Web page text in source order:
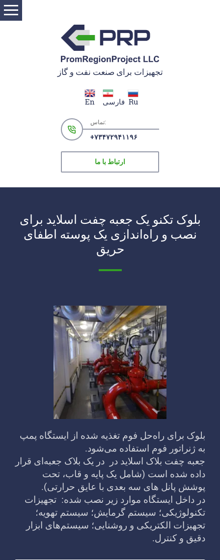
تجهیزات برای صنعت نفت و گاز
تماس:
+۷۳۴۷۲۹۴۱۱۹۶
ارتباط با ما
En فارسی Ru
بلوک تکنو یک جعبه چفت اسلاید برای
نصب و راه‌اندازی یک پوسته اطفای
حریق
بلوک برای راه‌حل فوم تغذیه شده از ایستگاه پمپ
به ژنراتور فوم استفاده می‌شود.
جعبه چفت بلاک اسلاید در در یک بلاک جعبه‌ای قرار
داده شده است (شامل یک پایه و قاب، تحت
پوشش پانل های سه بعدی با عایق حرارتی).
در داخل ایستگاه موارد زیر نصب شده: تجهیزات
تکنولوژیکی؛ سیستم گرمایش؛ سیستم تهویه؛
تجهیزات الکتریکی و روشنایی؛ سیستم‌های ابزار
دقیق و کنترل.